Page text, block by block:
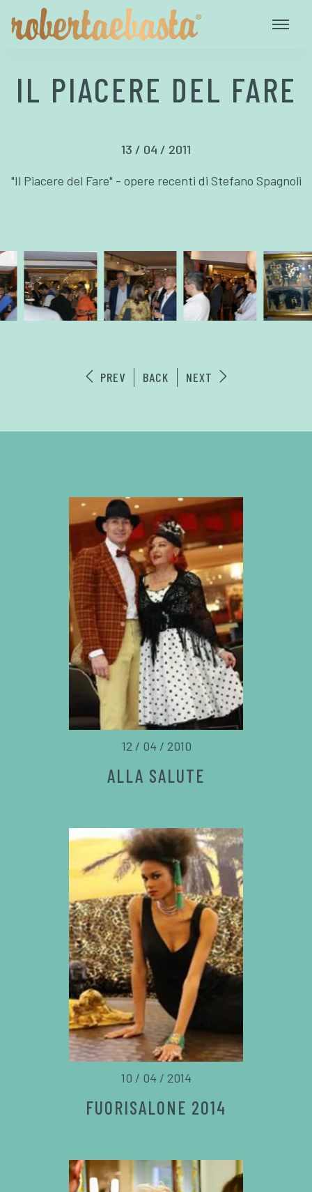
IL PIACERE DEL FARE
13 / 04 / 2011
"Il Piacere del Fare" - opere recenti di Stefano Spagnoli
PREV BACK NEXT
12 / 04 / 2010
ALLA SALUTE
10 / 04 / 2014
FUORISALONE 2014